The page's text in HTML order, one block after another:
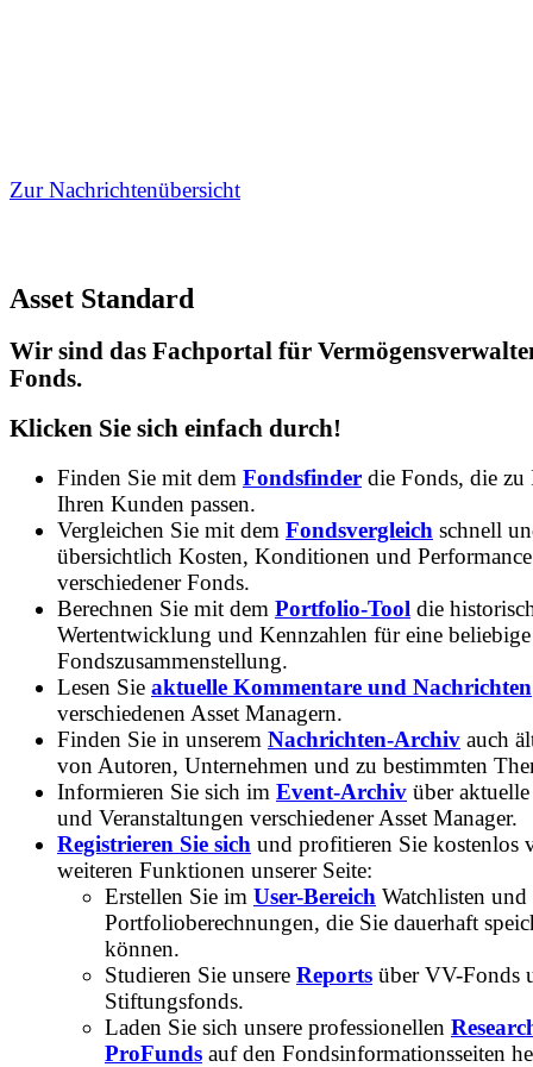
Zur Nachrichtenübersicht
Asset Standard
Wir sind das Fachportal für
Fonds.
Klicken Sie sich einfach durch!
Finden Sie mit dem Fondsfinder die Fonds, die zu
Ihren Kunden passen.
Vergleichen Sie mit dem Fondsvergleich schnell
übersichtlich Kosten, Konditionen und Performance
verschiedener Fonds.
Berechnen Sie mit dem Portfolio-Tool die
Wertentwicklung und Kennzahlen für eine beliebige
Fondszusammenstellung.
Lesen Sie aktuelle Kommentare und Nachrichten
verschiedenen Asset Managern.
Finden Sie in unserem Nachrichten-Archiv auch
von Autoren, Unternehmen und zu bestimmten
Informieren Sie sich im Event-Archiv über
und Veranstaltungen verschiedener Asset Manager.
Registrieren Sie sich und profitieren Sie kostenlos
weiteren Funktionen unserer Seite:
Erstellen Sie im User-Bereich Watchlisten und
Portfolioberechnungen, die Sie dauerhaft
können.
Studieren Sie unsere Reports über VV-Fonds
Stiftungsfonds.
Laden Sie sich unsere professionellen
ProFunds auf den Fondsinformationsseiten